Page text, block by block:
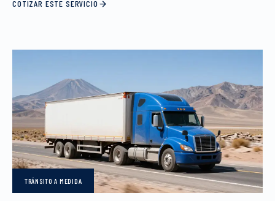
COTIZAR ESTE SERVICIO
TRÁNSITOA MEDIDA